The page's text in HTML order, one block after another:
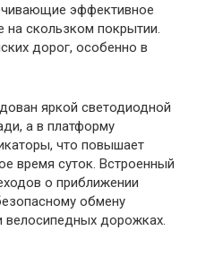
эффективное
на скользком покрытии.
дорог, особенно в
яркой светодиодной
а в платформу
что повышает
время суток. Встроенный
о приближении
обмену
велосипедных дорожках.